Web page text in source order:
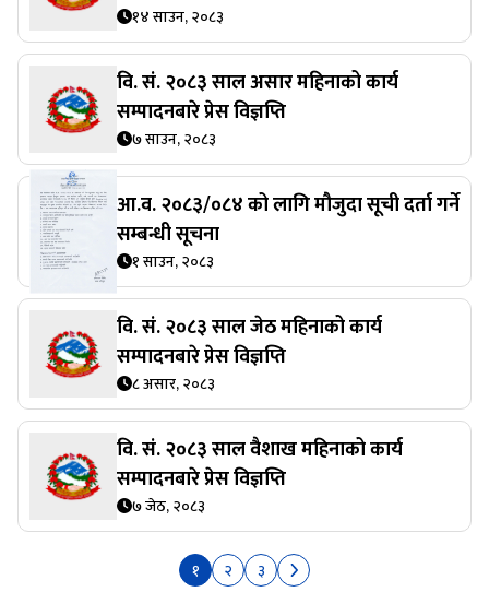
१४ साउन, २०८३
वि. सं. २०८३ साल असार महिनाको कार्य
सम्पादनबारे प्रेस विज्ञप्ति
७ साउन, २०८३
आ.व. २०८३/०८४ को लागि मौजुदा सूची दर्ता गर्ने
सम्बन्धी सूचना
१ साउन, २०८३
वि. सं. २०८३ साल जेठ महिनाको कार्य
सम्पादनबारे प्रेस विज्ञप्ति
८ असार, २०८३
वि. सं. २०८३ साल वैशाख महिनाको कार्य
सम्पादनबारे प्रेस विज्ञप्ति
७ जेठ, २०८३
१ २ ३